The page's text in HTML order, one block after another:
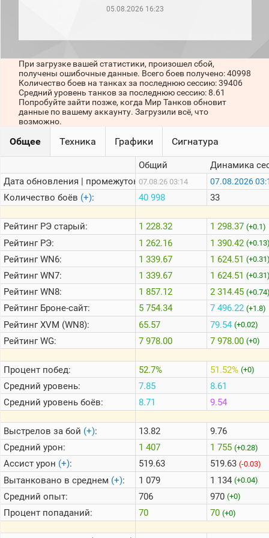
месяц)
игроков
последние
сессии)
1000
стримеров
Информация
Онлайн
Цветовая
шкала
Теlegram
ВК
Портал
Мира
05.08.2026 16:23
При загрузке вашей статистики, произошел сбой,
получены ошибочные данные. Всего боев получено: 40998
Количество боев на танках за последнюю сессию: 39406
Средний уровень танков за последнюю сессию: 8.61
Попробуйте зайти позже, когда Мир Танков обновит
данные по вашему аккаунту. Загрузили всё, что
возможно.
Общее Техника Графики Сигнатура
Дата обновления | промежуток:
Количество боёв (+):
РейтингРЭ старый:
РейтингРЭ:
РейтингWN6:
РейтингWN7:
РейтингWN8:
РейтингБроне-сайт:
РейтингXVM (WN8):
РейтингWG:
Процент побед:
Средний уровень:
Средний уровень боёв:
Выстрелов за бой (+):
Средний урон:
Ассист урон (+):
Вытанковано в среднем (+):
Средний опыт:
Процент попаданий:
Общий
07.08.26 03:14
40 998
1 228.32
1 262.16
1 339.67
1 339.67
1 857.12
5 754.34
65.57
7 978.00
52.7%
7.85
8.71
13.82
1 407
519.63
1 079
706
70
Динамика
07.08.2026
33
1 298.37 (+0.1)
1 390.42
1 624.51
1 624.51
2 314.45
7 496.22 (+1.8)
79.54 (+0.02)
7 978.00 (+0)
51.52% (+0)
8.61
9.54
9.76
1 755 (+0.28)
519.63 (-0.03)
1 134 (+0.04)
970 (+0)
70 (+0)